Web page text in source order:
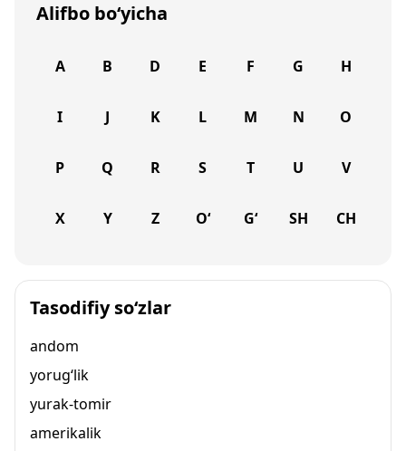
Alifbo bo‘yicha
A B D E F G H
I J K L M N O
P Q R S T U V
X Y Z O‘ G‘ SH CH
Tasodifiy so‘zlar
andom
yorug‘lik
yurak-tomir
amerikalik